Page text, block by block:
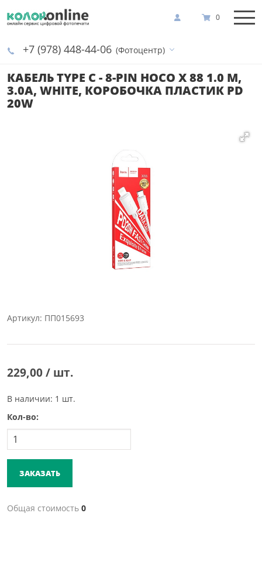
+7 (978) 448-44-06 (Фотоцентр)
0
КАБЕЛЬ TYPE C - 8-PIN HOCO X 88 1.0 M,
3.0A, WHITE, КОРОБОЧКА ПЛАСТИК PD
20W
Артикул: ПП015693
229,00 / шт.
В наличии: 1 шт.
Кол-во:
ЗАКАЗАТЬ
Общая стоимость 0